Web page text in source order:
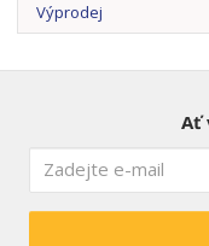
Výprodej
Ať